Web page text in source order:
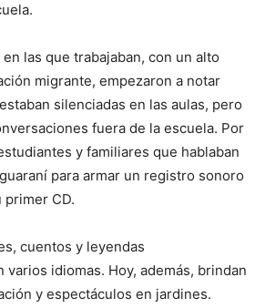
las que trabajaban, con un alto
migrante, empezaron a notar
silenciadas en las aulas, pero
fuera de la escuela. Por
y familiares que hablaban
para armar un registro sonoro
CD.
cuentos y leyendas
varios idiomas. Hoy, además, brindan
y espectáculos en jardines.